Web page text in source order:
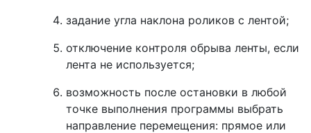
задание угла наклона роликов с лентой;
отключение контроля обрыва ленты, если
лента не используется;
возможность после остановки в любой
точке выполнения программы выбрать
направление перемещения: прямое или